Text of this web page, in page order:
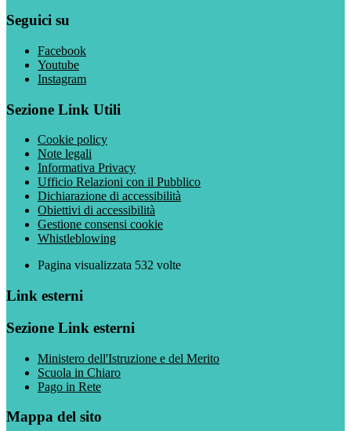
Seguici su
Facebook
Youtube
Instagram
Sezione Link Utili
Cookie policy
Note legali
Informativa Privacy
Ufficio Relazioni con il Pubblico
Dichiarazione di accessibilità
Obiettivi di accessibilità
Gestione consensi cookie
Whistleblowing
Pagina visualizzata 532 volte
Link esterni
Sezione Link esterni
Ministero dell'Istruzione e del Merito
Scuola in Chiaro
Pago in Rete
Mappa del sito